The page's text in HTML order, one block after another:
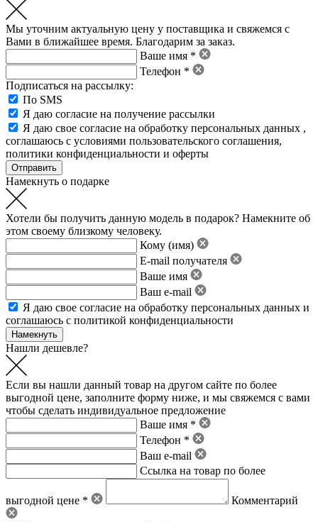
Мы уточним актуальную цену у поставщика и свяжемся с
Вами в ближайшее время. Благодарим за заказ.
Ваше имя *
Телефон *
Подписаться на рассылку:
По SMS
Я даю согласие на получение рассылки
Я даю свое согласие на обработку персональных данных ,
соглашаюсь с условиями пользовательского соглашения,
политики конфиденциальности и оферты
Намекнуть о подарке
Хотели бы получить данную модель в подарок? Намекните об
этом своему близкому человеку.
Кому (имя)
E-mail получателя
Ваше имя
Ваш e-mail
Я даю свое согласие на обработку персональных данных и
соглашаюсь с политикой конфиденциальности
Нашли дешевле?
Если вы нашли данный товар на другом сайте по более
выгодной цене, заполните форму ниже, и мы свяжемся с вами
чтобы сделать индивидуальное предложение
Ваше имя *
Телефон *
Ваш e-mail
Ссылка на товар по более
выгодной цене * Комментарий